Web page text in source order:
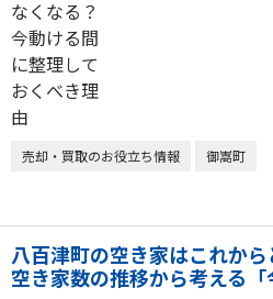
売却・買取のお役立ち情報 御嵩町
八百津町の空き家はこれか
空き家数の推移から考える